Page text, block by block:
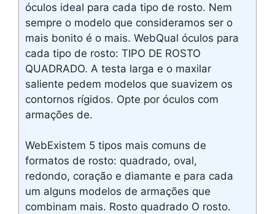
óculos ideal para cada tipo de rosto. Nem
sempre o modelo que consideramos ser o
mais bonito é o mais. WebQual óculos para
cada tipo de rosto: TIPO DE ROSTO
QUADRADO. A testa larga e o maxilar
saliente pedem modelos que suavizem os
contornos rígidos. Opte por óculos com
armações de.
WebExistem 5 tipos mais comuns de
formatos de rosto: quadrado, oval,
redondo, coração e diamante e para cada
um alguns modelos de armações que
combinam mais. Rosto quadrado O rosto.